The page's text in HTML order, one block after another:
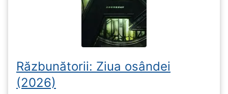
Răzbunătorii: Ziua osândei
(2026)